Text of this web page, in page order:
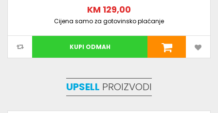
KM 129,00
Cijena samo za gotovinsko plaćanje
KUPI ODMAH
UPSELL PROIZVODI